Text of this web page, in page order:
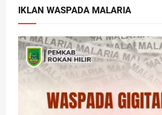
IKLAN WASPADA MALARIA